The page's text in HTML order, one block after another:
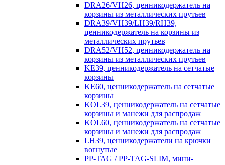
DRA26/VH26, ценникодержатель на
корзины из металлических прутьев
DRA39/VH39/LH39/RH39,
ценникодержатель на корзины из
металлических прутьев
DRA52/VH52, ценникодержатель на
корзины из металлических прутьев
KE39, ценникодержатель на сетчатые
корзины
KE60, ценникодержатель на сетчатые
корзины
KOL39, ценникодержатель на сетчатые
корзины и манежи для распродаж
KOL60, ценникодержатель на сетчатые
корзины и манежи для распродаж
LH39, ценникодержатели на крючки
вогнутые
PP-TAG / PP-TAG-SLIM, мини-